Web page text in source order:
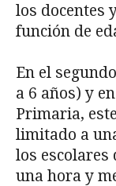
los docentes
función de
En el
a 6 años) y
Primaria,
limitado a
los escolares
una hora y